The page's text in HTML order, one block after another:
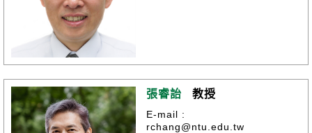
張睿詒 教授
E-mail :
rchang@ntu.edu.tw